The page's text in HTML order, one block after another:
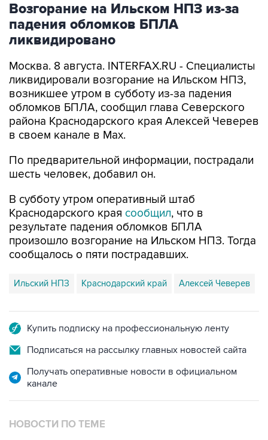
Возгорание на Ильском НПЗ из-за
падения обломков БПЛА
ликвидировано
Москва. 8 августа. INTERFAX.RU - Специалисты
ликвидировали возгорание на Ильском НПЗ,
возникшее утром в субботу из-за падения
обломков БПЛА, сообщил глава Северского
района Краснодарского края Алексей Чеверев
в своем канале в Max.
По предварительной информации, пострадали
шесть человек, добавил он.
В субботу утром оперативный штаб
Краснодарского края сообщил, что в
результате падения обломков БПЛА
произошло возгорание на Ильском НПЗ. Тогда
сообщалось о пяти пострадавших.
Ильский НПЗ Краснодарский край Алексей Чеверев
Купить подписку на профессиональную ленту
Подписаться на рассылку главных новостей сайта
Получать оперативные новости в официальном
канале
НОВОСТИ ПО ТЕМЕ